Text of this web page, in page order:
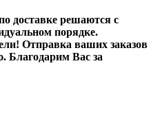
доставке решаются с
порядке.
Отправка ваших заказов
Благодарим Вас за